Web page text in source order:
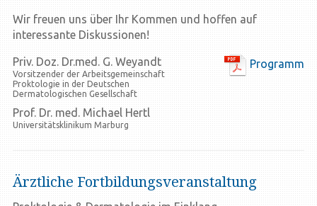
Wir freuen uns über Ihr Kommen und hoffen auf
interessante Diskussionen!
Programm
Priv. Doz. Dr.med. G. Weyandt
Vorsitzender der Arbeitsgemeinschaft
Proktologie in der Deutschen
Dermatologischen Gesellschaft
Prof. Dr. med. Michael Hertl
Universitätsklinikum Marburg
Ärztliche Fortbildungsveranstaltung